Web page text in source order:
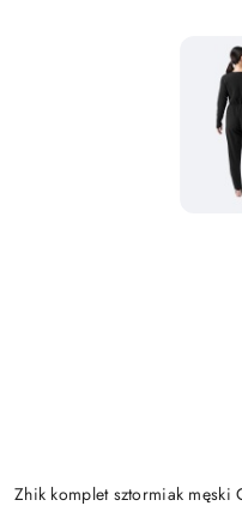
Zhik komplet sztormiak męski